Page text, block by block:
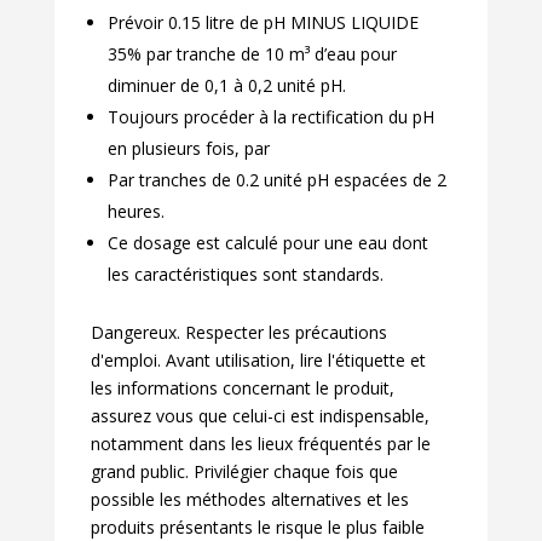
Prévoir 0.15 litre de pH MINUS LIQUIDE
35% par tranche de 10 m³ d’eau pour
diminuer de 0,1 à 0,2 unité pH.
Toujours procéder à la rectification du pH
en plusieurs fois, par
Par tranches de 0.2 unité pH espacées de 2
heures.
Ce dosage est calculé pour une eau dont
les caractéristiques sont standards.
Dangereux. Respecter les précautions
d'emploi. Avant utilisation, lire l'étiquette et
les informations concernant le produit,
assurez vous que celui-ci est indispensable,
notamment dans les lieux fréquentés par le
grand public. Privilégier chaque fois que
possible les méthodes alternatives et les
produits présentants le risque le plus faible